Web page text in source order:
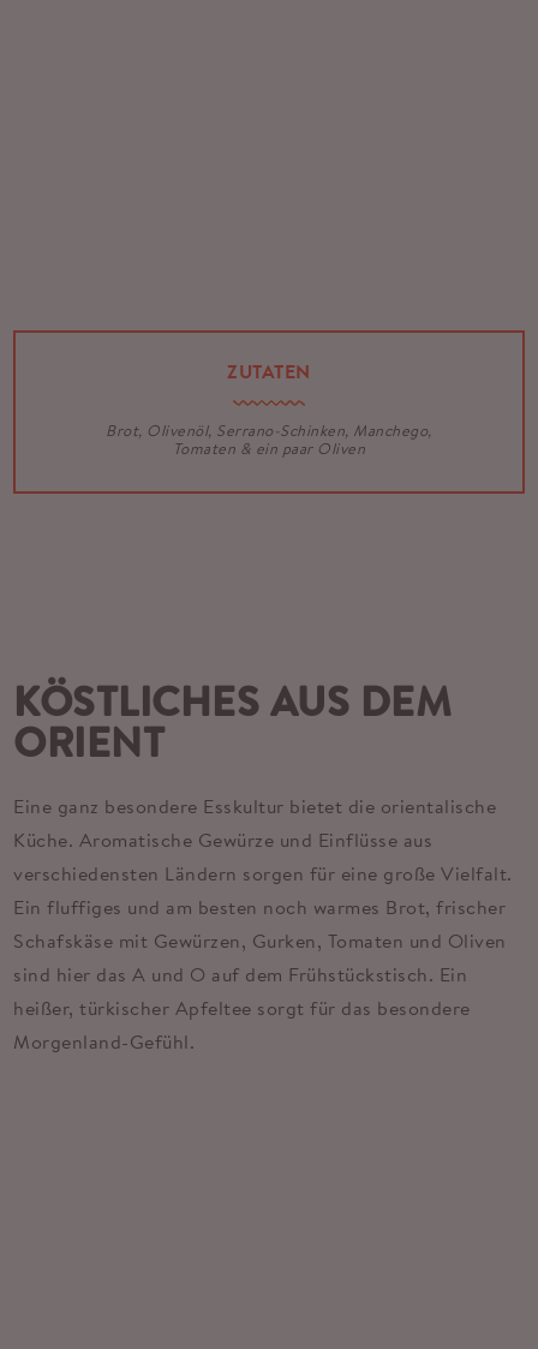
ZUTATEN
Brot, Olivenöl, Serrano-Schinken, Manchego,
Tomaten & ein paar Oliven
KÖSTLICHES AUS DEM
ORIENT
Eine ganz besondere Esskultur bietet die orientalische
Küche. Aromatische Gewürze und Einflüsse aus
verschiedensten Ländern sorgen für eine große Vielfalt.
Ein fluffiges und am besten noch warmes Brot, frischer
Schafskäse mit Gewürzen, Gurken, Tomaten und Oliven
sind hier das A und O auf dem Frühstückstisch. Ein
heißer, türkischer Apfeltee sorgt für das besondere
Morgenland-Gefühl.